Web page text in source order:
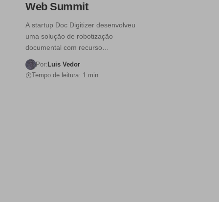
Web Summit
A startup Doc Digitizer desenvolveu
uma solução de robotização
documental com recurso…
Por: Luis Vedor
Tempo de leitura: 1 min